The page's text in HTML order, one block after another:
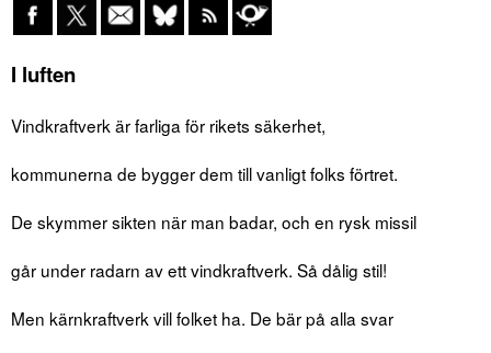
I luften
Vindkraftverk är farliga för rikets säkerhet,
kommunerna de bygger dem till vanligt folks förtret.
De skymmer sikten när man badar, och en rysk missil
går under radarn av ett vindkraftverk. Så dålig stil!
Men kärnkraftverk vill folket ha. De bär på alla svar